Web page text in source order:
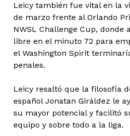
Leicy también fue vital en la
de marzo frente al Orlando
NWSL Challenge Cup, donde
libre en el minuto 72 para
el Washington Spirit
penales.
Leicy resaltó que la filosofía
español Jonatan Giráldez le
su mayor potencial y facilitó
equipo y sobre todo a la liga.